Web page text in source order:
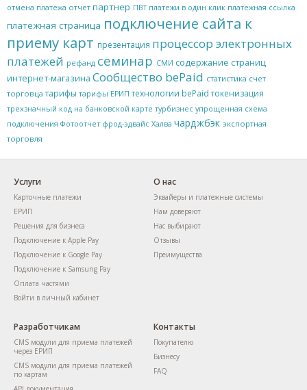
отмена платежа отчет партнер ПВТ платежи в один клик платежная ссылка
платежная страница подключение сайта к
приему карт презентация процессор электронных
платежей рефанд семинар СМИ содержание страниц
интернет-магазина Сообщество bePaid статистика счет
торговца тарифы тарифы ЕРИП технологии bePaid токенизация
трехзначный код на банковской карте турбизнес упрощенная схема
подключения Фотоотчет фрод-эдвайс Халва чарджбэк экспортная
торговля
Услуги
Карточные платежи
ЕРИП
Решения для бизнеса
Подключение к Apple Pay
Подключение к Google Pay
Подключение к Samsung Pay
Оплата частями
Войти в личный кабинет
О нас
Эквайеры и платежные системы
Нам доверяют
Нас выбирают
Отзывы
Преимущества
Разработчикам
CMS модули для приема платежей
через ЕРИП
CMS модули для приема платежей
по картам
Контакты
Покупателю
Бизнесу
FAQ